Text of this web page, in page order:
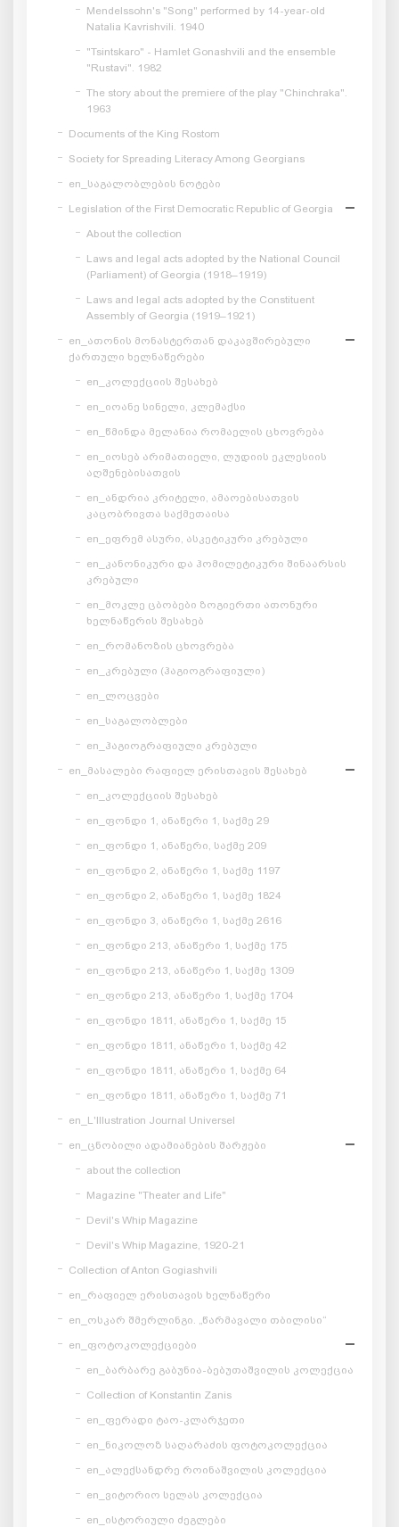
Mendelssohn's "Song" performed by 14-year-old
Natalia Kavrishvili. 1940
"Tsintskaro" - Hamlet Gonashvili and the ensemble
"Rustavi". 1982
The story about the premiere of the play "Chinchraka".
1963
Documents of the King Rostom
Society for Spreading Literacy Among Georgians
en_საგალობლების ნოტები
Legislation of the First Democratic Republic of Georgia
About the collection
Laws and legal acts adopted by the National Council
(Parliament) of Georgia (1918–1919)
Laws and legal acts adopted by the Constituent
Assembly of Georgia (1919–1921)
en_ათონის მონასტერთან დაკავშირებული
ქართული ხელნაწერები
en_კოლექციის შესახებ
en_იოანე სინელი, კლემაქსი
en_წმინდა მელანია რომაელის ცხოვრება
en_იოსებ არიმათიელი, ლუდიის ეკლესიის
აღშენებისათვის
en_ანდრია კრიტელი, ამაოებისათვის
კაცობრივთა საქმეთაისა
en_ეფრემ ასური, ასკეტიკური კრებული
en_კანონიკური და ჰომილეტიკური შინაარსის
კრებული
en_მოკლე ცბობები ზოგიერთი ათონური
ხელნაწერის შესახებ
en_რომანოზის ცხოვრება
en_კრებული (ჰაგიოგრაფიული)
en_ლოცვები
en_საგალობლები
en_ჰაგიოგრაფიული კრებული
en_მასალები რაფიელ ერისთავის შესახებ
en_კოლექციის შესახებ
en_ფონდი 1, ანაწერი 1, საქმე 29
en_ფონდი 1, ანაწერი, საქმე 209
en_ფონდი 2, ანაწერი 1, საქმე 1197
en_ფონდი 2, ანაწერი 1, საქმე 1824
en_ფონდი 3, ანაწერი 1, საქმე 2616
en_ფონდი 213, ანაწერი 1, საქმე 175
en_ფონდი 213, ანაწერი 1, საქმე 1309
en_ფონდი 213, ანაწერი 1, საქმე 1704
en_ფონდი 1811, ანაწერი 1, საქმე 15
en_ფონდი 1811, ანაწერი 1, საქმე 42
en_ფონდი 1811, ანაწერი 1, საქმე 64
en_ფონდი 1811, ანაწერი 1, საქმე 71
en_L'Illustration Journal Universel
en_ცნობილი ადამიანების შარჟები
about the collection
Magazine "Theater and Life"
Devil's Whip Magazine
Devil's Whip Magazine, 1920-21
Collection of Anton Gogiashvili
en_რაფიელ ერისთავის ხელნაწერი
en_ოსკარ შმერლინგი. „წარმავალი თბილისი“
en_ფოტოკოლექციები
en_ბარბარე გაბუნია-ბებუთაშვილის კოლექცია
Collection of Konstantin Zanis
en_ფერადი ტაო-კლარჯეთი
en_ნიკოლოზ საღარაძის ფოტოკოლექცია
en_ალექსანდრე როინაშვილის კოლექცია
en_ვიტორიო სელას კოლექცია
en_ისტორიული ძეგლები